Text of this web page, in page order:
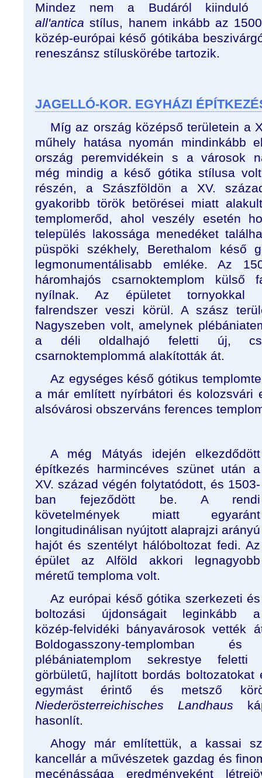
Mindez nem a Budáról kiinduló
all'anticastílus, hanem inkább az
közép-európai késő gótikába
reneszánsz stíluskörébe tartozik.
JAGELLÓ-KOR. EGYHÁZI
Míg az ország középső területein a
műhely hatása nyomán mindinkább
ország peremvidékein s a városok
még mindig a késő gótika stílusa
részén, a Szászföldön a XV.
gyakoribb török betörései miatt
templomerőd, ahol veszély esetén
település lakossága menedéket
püspöki székhely, Berethalom késő
legmonumentálisabb emléke. Az
háromhajós csarnoktemplom külső
nyílnak. Az épületet tornyokkal
falrendszer veszi körül. A szász
Nagyszeben volt, amelynek
a déli oldalhajó feletti új,
csarnoktemplommá alakították át.
Az egységes késő gótikus
a már említett nyírbátori és kolozsvári
alsóvárosi obszerváns ferences
A még Mátyás idején elkezdődött
építkezés harmincéves szünet után a
XV. század végén folytatódott, és 1503-
ban fejeződött be. A rendi
követelmények miatt egyaránt
longitudinálisan nyújtott alaprajzi arányú
hajót és szentélyt hálóboltozat fedi. Az
épület az Alföld akkori legnagyobb
méretű temploma volt.
Az európai késő gótika szerkezeti és
boltozási újdonságait leginkább a
közép-felvidéki bányavárosok vették
Boldogasszony-templomban
plébániatemplom sekrestye feletti
görbületű, hajlított bordás
egymást érintő és metsző
Niederösterreichisches Landhaus
hasonlít.
Ahogy már említettük, a kassai
kancellár a művészetek gazdag és
mecénássága eredményeként